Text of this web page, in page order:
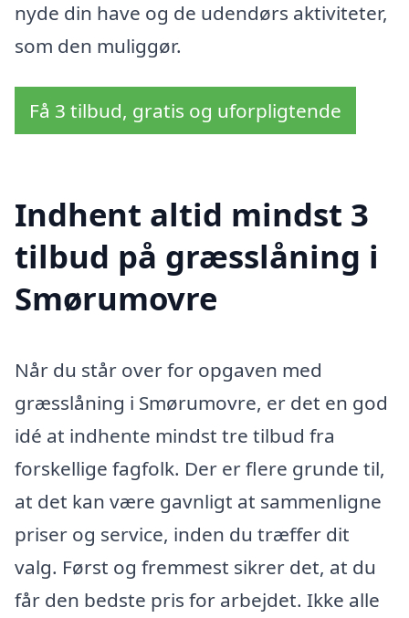
nyde din have og de udendørs aktiviteter,
som den muliggør.
Få 3 tilbud, gratis og uforpligtende
Indhent altid mindst 3
tilbud på græsslåning i
Smørumovre
Når du står over for opgaven med
græsslåning i Smørumovre, er det en god
idé at indhente mindst tre tilbud fra
forskellige fagfolk. Der er flere grunde til,
at det kan være gavnligt at sammenligne
priser og service, inden du træffer dit
valg. Først og fremmest sikrer det, at du
får den bedste pris for arbejdet. Ikke alle